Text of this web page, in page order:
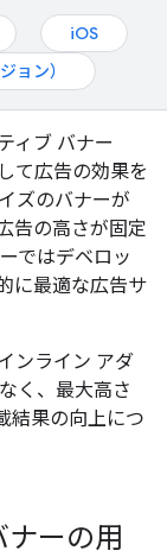
iOS
ョン）
ィブ バナー
て広告の効果を
ズのバナーが
告の高さが固定
ではデベロッ
に最適な広告サ
ンライン アダ
く、最大高さ
結果の向上につ
ナーの用